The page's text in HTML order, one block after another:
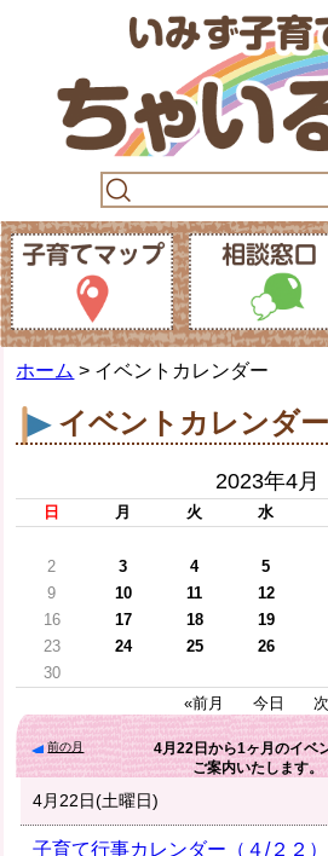
ホーム > イベントカレンダー
イベントカレンダー
2023年4月
日 月 火 水
2
3 4 5
9
10 11 12
16
17 18 19
23
24 25 26
30
«前月
今日
前の月 4月22日 から1ヶ月のイベ
ご案内いたします。
4月22日(土曜日)
子育て行事カレンダー（４/２２）